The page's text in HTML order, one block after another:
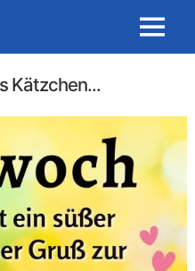
Menu
Kätzchen...